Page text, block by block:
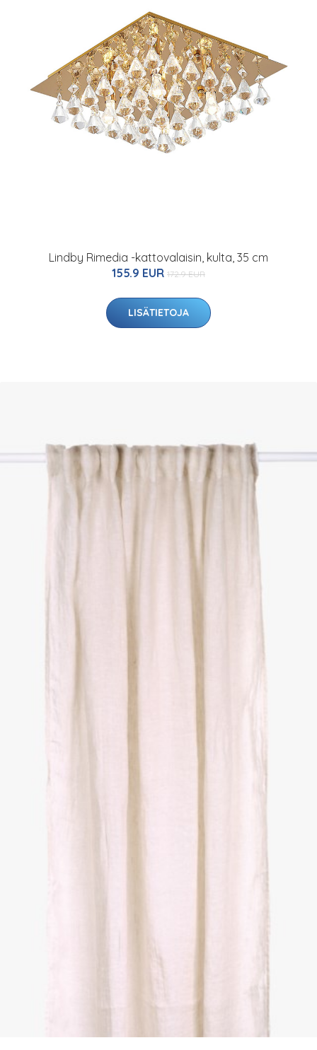
Lindby Rimedia -kattovalaisin, kulta, 35 cm
155.9 EUR 172.9 EUR
LISÄTIETOJA